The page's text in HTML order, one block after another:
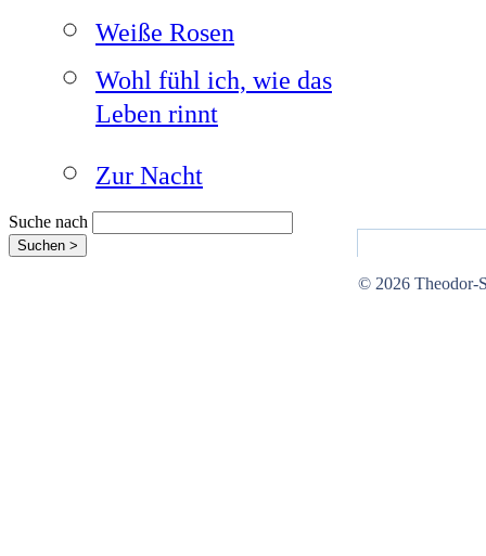
Weiße Rosen
Wohl fühl ich, wie das
Leben rinnt
Zur Nacht
Suche nach
© 2026 Theodor-